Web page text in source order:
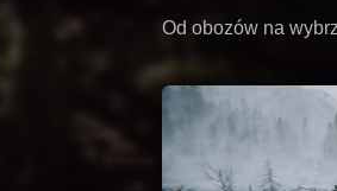
Od obozów na